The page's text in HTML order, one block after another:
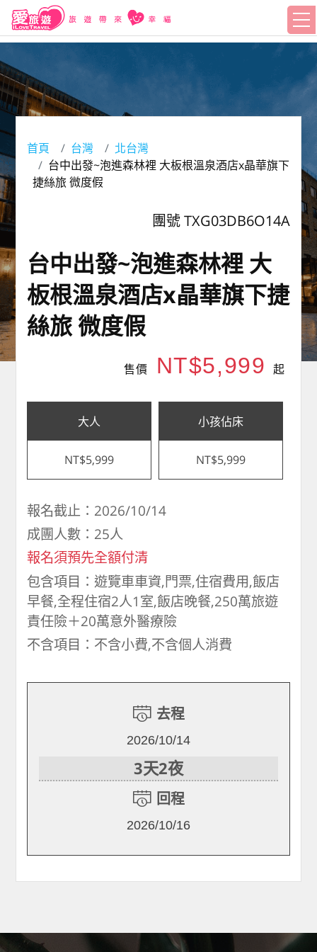
首頁 台灣
北台灣
台中出發~泡進森林裡 大板根溫泉酒店x晶華旗下
捷絲旅 微度假
團號 TXG03DB6O14A
台中出發~泡進森林裡 大
板根溫泉酒店x晶華旗下捷
絲旅 微度假
售價 NT$5,999 起
大人
NT$5,999
小孩佔床
NT$5,999
報名截止：2026/10/14
成團人數：25人
報名須預先全額付清
包含項目：遊覽車車資,門票,住宿費用,飯店
早餐,全程住宿2人1室,飯店晚餐,250萬旅遊
責任險＋20萬意外醫療險
不含項目：不含小費,不含個人消費
去程
2026/10/14
3天2夜
回程
2026/10/16